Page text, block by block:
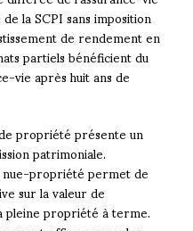
la SCPI sans imposition
de rendement en
partiels bénéficient du
vie après huit ans de
propriété présente un
patrimoniale.
nue-propriété permet de
sur la valeur de
propriété à terme.